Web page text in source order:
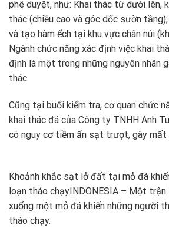
phê duyệt, như: Khai thác từ dưới lên,
thác (chiều cao và góc dốc sườn
và tạo hàm ếch tại khu vực chân núi
Ngành chức năng xác định việc khai
định là một trong những nguyên nhân
thác.
Cũng tại buổi kiểm tra, cơ quan chức
khai thác đá của Công ty TNHH Anh
có nguy cơ tiềm ẩn sạt trượt, gây mất
Khoảnh khắc sạt lở đất tại mỏ đá
loạn tháo chạyINDONESIA – Một
xuống một mỏ đá khiến những người
tháo chạy.